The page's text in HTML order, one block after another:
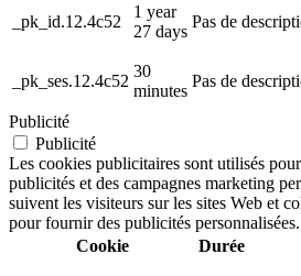
_pk_id.12.4c52
1 year
27 days
Pas de
_pk_ses.12.4c52
30
minutes
Pas de
Publicité
Publicité
Les cookies publicitaires sont utilisés
publicités et des campagnes marketing
suivent les visiteurs sur les sites Web et
pour fournir des publicités personnalisées.
Cookie
Durée